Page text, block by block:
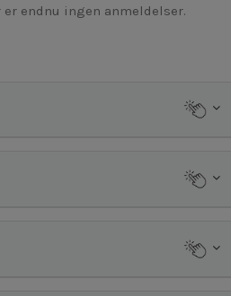
er endnu ingen anmeldelser.